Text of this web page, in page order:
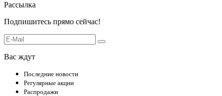
Рассылка
Подпишитесь прямо сейчас!
Вас ждут
Последние новости
Регулярные акции
Распродажи